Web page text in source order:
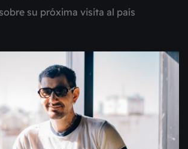
su próxima visita al país